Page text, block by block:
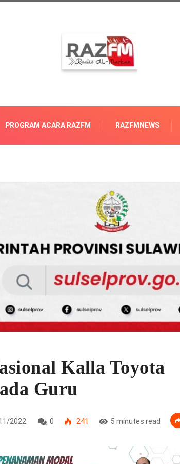
PROGRAM ACARA RAZFM RAZFMNEWS
Kalla Toyota
Guru
2022 0 241 5 minutes read